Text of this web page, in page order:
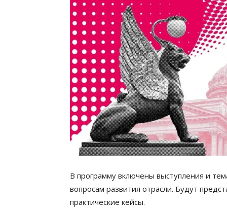
В программу включены выступления и
вопросам развития отрасли. Будут
практические кейсы.